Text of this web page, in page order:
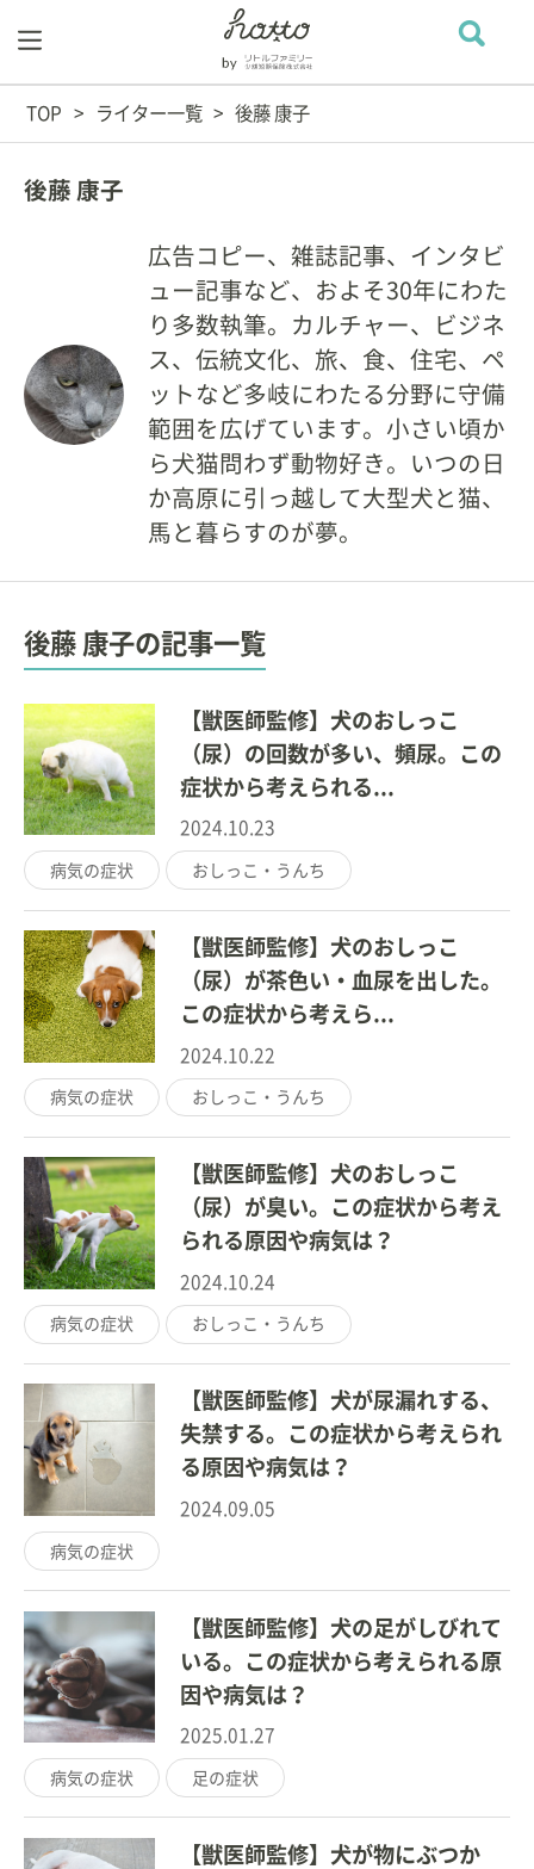
TOP ライター一覧 後藤 康子
後藤 康子
広告コピー、雑誌記事、インタビ
ュー記事など、およそ30年にわた
り多数執筆。カルチャー、ビジネ
ス、伝統文化、旅、食、住宅、ペ
ットなど多岐にわたる分野に守備
範囲を広げています。小さい頃か
ら犬猫問わず動物好き。いつの日
か高原に引っ越して大型犬と猫、
馬と暮らすのが夢。
後藤 康子の記事一覧
【獣医師監修】犬のおしっこ
（尿）の回数が多い、頻尿。この
症状から考えられる...
2024.10.23
病気の症状 おしっこ・うんち
【獣医師監修】犬のおしっこ
（尿）が茶色い・血尿を出した。
この症状から考えら...
2024.10.22
病気の症状 おしっこ・うんち
【獣医師監修】犬のおしっこ
（尿）が臭い。この症状から考え
られる原因や病気は？
2024.10.24
病気の症状 おしっこ・うんち
【獣医師監修】犬が尿漏れする、
失禁する。この症状から考えられ
る原因や病気は？
2024.09.05
病気の症状
【獣医師監修】犬の足がしびれて
いる。この症状から考えられる原
因や病気は？
2025.01.27
病気の症状 足の症状
【獣医師監修】犬が物にぶつか